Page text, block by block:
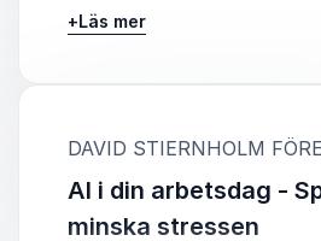
Ja, det går!
Föreläsningen passar
personaldag,
Ta kontrollen över
+Läs mer
DAVID STIERNHOLM
AI i din arbetsdag -
minska stressen